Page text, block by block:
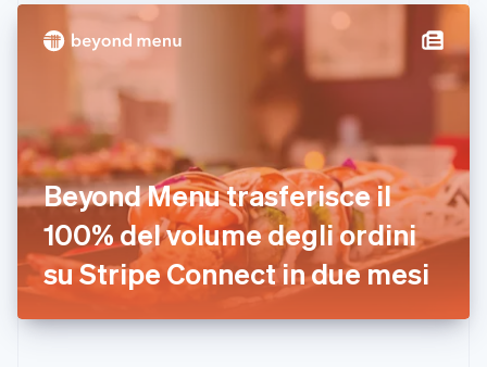
Beyond Menu trasferisce il
100% del volume degli ordini
su Stripe Connect in due mesi
Giappone
日本語 English
Gibilterra
English
India
English
Irlanda
English
Italia
ItalianoEnglish
Lettonia
Liechtenstein